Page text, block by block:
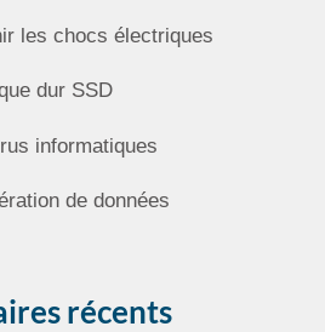
les chocs électriques
dur SSD
informatiques
de données
récents